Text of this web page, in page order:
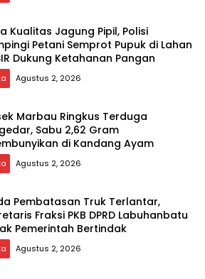
Kualitas Jagung Pipil, Polisi
Petani Semprot Pupuk di Lahan
Dukung Ketahanan Pangan
Agustus 2, 2026
Marbau Ringkus Terduga
Sabu 2,62 Gram
di Kandang Ayam
Agustus 2, 2026
Pembatasan Truk Terlantar,
Fraksi PKB DPRD Labuhanbatu
Pemerintah Bertindak
Agustus 2, 2026